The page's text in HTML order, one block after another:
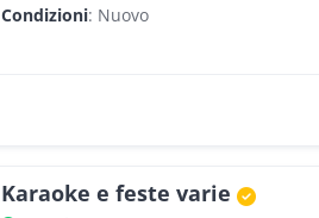
Condizioni: Nuovo
Karaoke e feste varie